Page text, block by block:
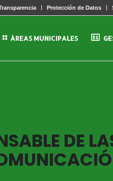
Protección de Datos
ÁREAS MUNICIPALES
DE